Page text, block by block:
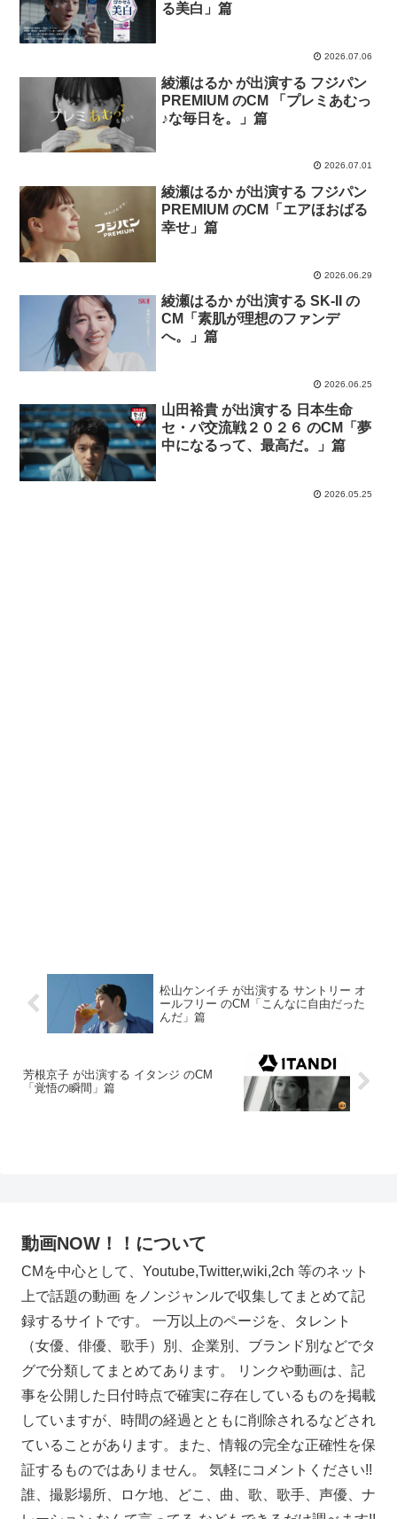
る美白」篇
2026.07.06
綾瀬はるか が出演する フジパン
PREMIUM のCM 「プレミあむっ
♪な毎日を。」篇
2026.07.01
綾瀬はるか が出演する フジパン
PREMIUM のCM「エアほおばる
幸せ」篇
2026.06.29
綾瀬はるか が出演する SK-II の
CM「素肌が理想のファンデ
へ。」篇
2026.06.25
山田裕貴 が出演する 日本生命
セ・パ交流戦２０２６ のCM「夢
中になるって、最高だ。」篇
2026.05.25
松山ケンイチ が出演する サントリー オ
ールフリー のCM「こんなに自由だった
んだ」篇
芳根京子 が出演する イタンジ のCM
「覚悟の瞬間」篇
動画NOW！！について
CMを中心として、Youtube,Twitter,wiki,2ch 等のネット
上で話題の動画 をノンジャンルで収集してまとめて記
録するサイトです。 一万以上のページを、タレント
（女優、俳優、歌手）別、企業別、ブランド別などでタ
グで分類してまとめてあります。 リンクや動画は、記
事を公開した日付時点で確実に存在しているものを掲載
していますが、時間の経過とともに削除されるなどされ
ていることがあります。また、情報の完全な正確性を保
証するものではありません。 気軽にコメントください!!
誰、撮影場所、ロケ地、どこ、曲、歌、歌手、声優、ナ